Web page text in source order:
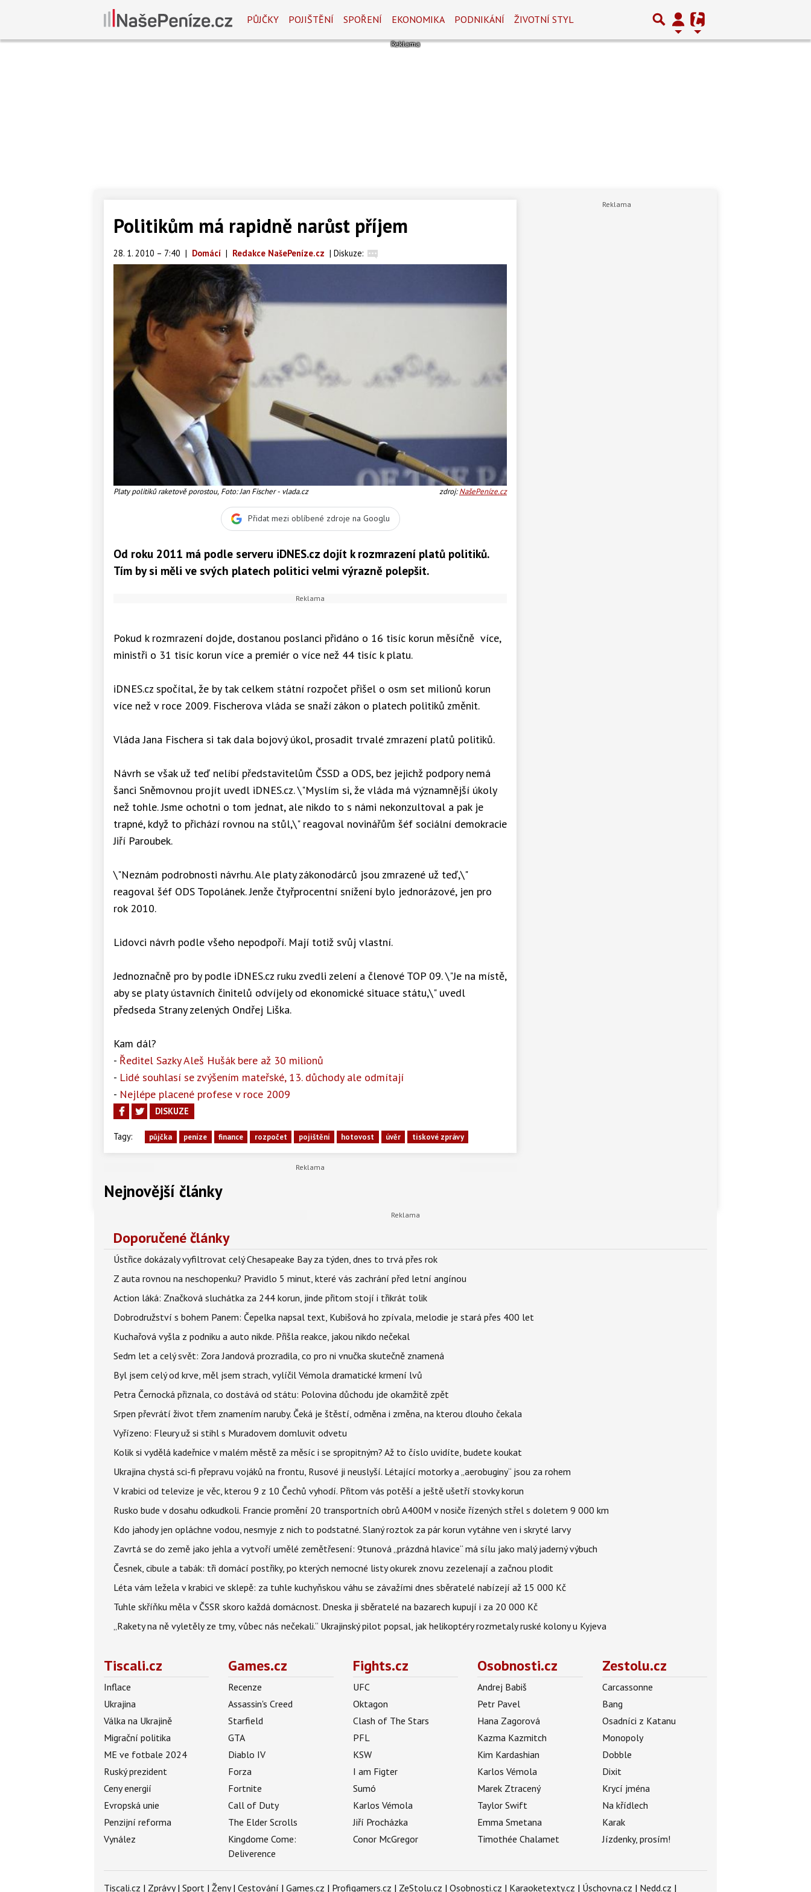
PŮJČKY POJIŠTĚNÍ SPOŘENÍ EKONOMIKA PODNIKÁNÍ ŽIVOTNÍ STYL
Politikům má rapidně narůst příjem
28. 1. 2010 – 7:40 | Domácí | Redakce NašePeníze.cz | Diskuze:
Platy politiků raketově porostou, Foto: Jan Fischer - vlada.cz zdroj:NašePeníze.cz
Přidat mezi oblíbené zdroje na Googlu
Od roku 2011 má podle serveru iDNES.cz dojít k rozmrazení platů politiků.
Tím by si měli ve svých platech politici velmi výrazně polepšit.
Pokud k rozmrazení dojde, dostanou poslanci přidáno o 16 tisíc korun měsíčně více,
ministři o 31 tisíc korun více a premiér o více než 44 tisíc k platu.
iDNES.cz spočítal, že by tak celkem státní rozpočet přišel o osm set milionů korun
více než v roce 2009. Fischerova vláda se snaží zákon o platech politiků změnit.
Vláda Jana Fischera si tak dala bojový úkol, prosadit trvalé zmrazení platů politiků.
Návrh se však už teď nelíbí představitelům ČSSD a ODS, bez jejichž podpory nemá
šanci Sněmovnou projít uvedl iDNES.cz. \"Myslím si, že vláda má významnější úkoly
než tohle. Jsme ochotni o tom jednat, ale nikdo to s námi nekonzultoval a pak je
trapné, když to přichází rovnou na stůl,\" reagoval novinářům šéf sociální demokracie
Jiří Paroubek.
\"Neznám podrobnosti návrhu. Ale platy zákonodárců jsou zmrazené už teď,\"
reagoval šéf ODS Topolánek. Jenže čtyřprocentní snížení bylo jednorázové, jen pro
rok 2010.
Lidovci návrh podle všeho nepodpoří. Mají totiž svůj vlastní.
Jednoznačně pro by podle iDNES.cz ruku zvedli zelení a členové TOP 09. \"Je na místě,
aby se platy ústavních činitelů odvíjely od ekonomické situace státu,\" uvedl
předseda Strany zelených Ondřej Liška.
Kam dál?
- Ředitel Sazky Aleš Hušák bere až 30 milionů
- Lidé souhlasí se zvýšením mateřské, 13. důchody ale odmítají
- Nejlépe placené profese v roce 2009
DISKUZE
Tagy: půjčka peníze finance rozpočet pojištění hotovost úvěr tiskové zprávy
Nejnovější články
Doporučené články
Ústřice dokázaly vyfiltrovat celý Chesapeake Bay za týden, dnes to trvá přes rok
Z auta rovnou na neschopenku? Pravidlo 5 minut, které vás zachrání před letní angínou
Action láká: Značková sluchátka za 244 korun, jinde přitom stojí i třikrát tolik
Dobrodružství s bohem Panem: Čepelka napsal text, Kubišová ho zpívala, melodie je stará přes 400 let
Kuchařová vyšla z podniku a auto nikde. Přišla reakce, jakou nikdo nečekal
Sedm let a celý svět: Zora Jandová prozradila, co pro ni vnučka skutečně znamená
Byl jsem celý od krve, měl jsem strach, vylíčil Vémola dramatické krmení lvů
Petra Černocká přiznala, co dostává od státu: Polovina důchodu jde okamžitě zpět
Srpen převrátí život třem znamením naruby. Čeká je štěstí, odměna i změna, na kterou dlouho čekala
Vyřízeno: Fleury už si stihl s Muradovem domluvit odvetu
Kolik si vydělá kadeřnice v malém městě za měsíc i se spropitným? Až to číslo uvidíte, budete koukat
Ukrajina chystá sci-fi přepravu vojáků na frontu, Rusové ji neuslyší. Létající motorky a „aerobuginy“ jsou za rohem
V krabici od televize je věc, kterou 9 z 10 Čechů vyhodí. Přitom vás potěší a ještě ušetří stovky korun
Rusko bude v dosahu odkudkoli. Francie promění 20 transportních obrů A400M v nosiče řízených střel s doletem 9 000 km
Kdo jahody jen opláchne vodou, nesmyje z nich to podstatné. Slaný roztok za pár korun vytáhne ven i skryté larvy
Zavrtá se do země jako jehla a vytvoří umělé zemětřesení: 9tunová „prázdná hlavice“ má sílu jako malý jaderný výbuch
Česnek, cibule a tabák: tři domácí postřiky, po kterých nemocné listy okurek znovu zezelenají a začnou plodit
Léta vám ležela v krabici ve sklepě: za tuhle kuchyňskou váhu se závažími dnes sběratelé nabízejí až 15 000 Kč
Tuhle skříňku měla v ČSSR skoro každá domácnost. Dneska ji sběratelé na bazarech kupují i za 20 000 Kč
„Rakety na ně vyletěly ze tmy, vůbec nás nečekali.“ Ukrajinský pilot popsal, jak helikoptéry rozmetaly ruské kolony u Kyjeva
Tiscali.cz
Inflace
Ukrajina
Válka na Ukrajině
Migrační politika
ME ve fotbale 2024
Ruský prezident
Ceny energií
Evropská unie
Penzijní reforma
Vynález
Games.cz
Recenze
Assassin's Creed
Starfield
GTA
Diablo IV
Forza
Fortnite
Call of Duty
The Elder Scrolls
Kingdome Come:
Deliverence
Fights.cz
UFC
Oktagon
Clash of The Stars
PFL
KSW
I am Figter
Sumó
Karlos Vémola
Jiří Procházka
Conor McGregor
Osobnosti.cz
Andrej Babiš
Petr Pavel
Hana Zagorová
Kazma Kazmitch
Kim Kardashian
Karlos Vémola
Marek Ztracený
Taylor Swift
Emma Smetana
Timothée Chalamet
Zestolu.cz
Carcassonne
Bang
Osadníci z Katanu
Monopoly
Dobble
Dixit
Krycí jména
Na křídlech
Karak
Jízdenky, prosím!
Tiscali.cz | Zprávy| Sport | Ženy| Cestování | Games.cz | Profigamers.cz | ZeStolu.cz | Osobnosti.cz | Karaoketexty.cz | Úschovna.cz | Nedd.cz |